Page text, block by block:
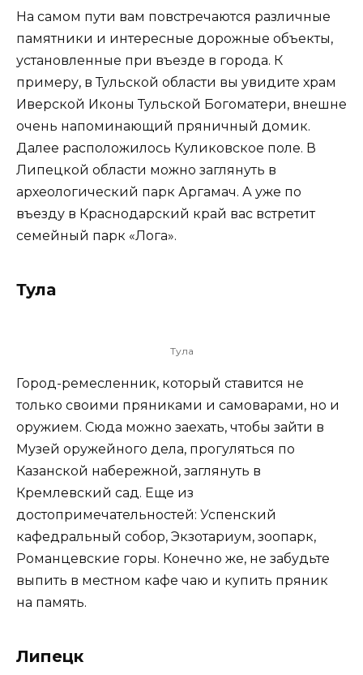
На самом пути вам повстречаются различные
памятники и интересные дорожные объекты,
установленные при въезде в города. К
примеру, в Тульской области вы увидите храм
Иверской Иконы Тульской Богоматери, внешне
очень напоминающий пряничный домик.
Далее расположилось Куликовское поле. В
Липецкой области можно заглянуть в
археологический парк Аргамач. А уже по
въезду в Краснодарский край вас встретит
семейный парк «Лога».
Тула
Тула
Город-ремесленник, который ставится не
только своими пряниками и самоварами, но и
оружием. Сюда можно заехать, чтобы зайти в
Музей оружейного дела, прогуляться по
Казанской набережной, заглянуть в
Кремлевский сад. Еще из
достопримечательностей: Успенский
кафедральный собор, Экзотариум, зоопарк,
Романцевские горы. Конечно же, не забудьте
выпить в местном кафе чаю и купить пряник
на память.
Липецк